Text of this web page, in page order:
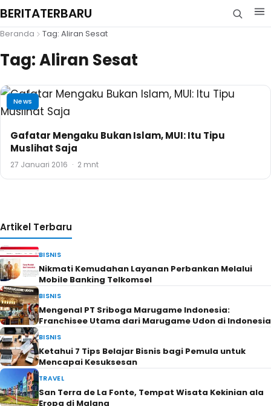
BERITATERBARU
Beranda Tag: Aliran Sesat
Tag:Aliran Sesat
News
Gafatar Mengaku Bukan Islam, MUI: Itu Tipu
Muslihat Saja
27 Januari 2016 · 2 mnt
Artikel Terbaru
BISNIS
Nikmati Kemudahan Layanan Perbankan Melalui
Mobile Banking Telkomsel
BISNIS
Mengenal PT Sriboga Marugame Indonesia:
Franchisee Utama dari Marugame Udon di Indonesia
BISNIS
Ketahui 7 Tips Belajar Bisnis bagi Pemula untuk
Mencapai Kesuksesan
TRAVEL
San Terra de La Fonte, Tempat Wisata Kekinian ala
Eropa di Malang